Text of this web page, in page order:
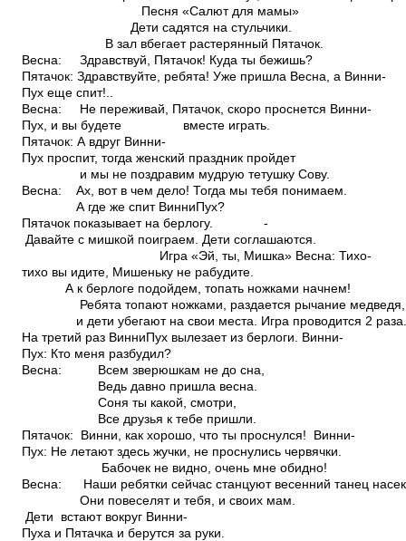
Песня «Салют для мамы»
Дети садятся на стульчики.
В зал вбегает растерянный Пятачок.
Весна: Здравствуй, Пятачок! Куда ты бежишь?
Пятачок: Здравствуйте, ребята! Уже пришла Весна, а Винни­
Пух еще спит!..
Весна: Не переживай, Пятачок, скоро проснется Винни­
Пух, и вы будете вместе играть.
Пятачок: А вдруг Винни­
Пух проспит, тогда женский праздник пройдет
и мы не поздравим мудрую тетушку Сову.
Весна: Ах, вот в чем дело! Тогда мы тебя понимаем.
А где же спит Винни­Пух?
Пятачок показывает на берлогу. ­
Давайте с мишкой поиграем. Дети соглашаются.
Игра «Эй, ты, Мишка» Весна: Тихо­
тихо вы идите, Мишеньку не рабудите.
А к берлоге подойдем, топать ножками начнем!
Ребята топают ножками, раздается рычание
и дети убегают на свои места. Игра проводится 2 раза.
На третий раз Винни­Пух вылезает из берлоги. Винни­
Пух: Кто меня разбудил?
Весна: Всем зверюшкам не до сна,
Ведь давно пришла весна.
Соня ты какой, смотри,
Все друзья к тебе пришли.
Пятачок: Винни, как хорошо, что ты проснулся! Винни­
Пух: Не летают здесь жучки, не проснулись червячки.
Бабочек не видно, очень мне обидно!
Весна: Наши ребятки сейчас станцуют весенний танец
Они повеселят и тебя, и своих мам.
Дети встают вокруг Винни­
Пуха и Пятачка и берутся за руки.